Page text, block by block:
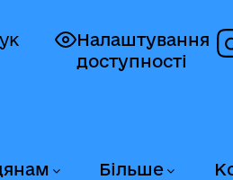
Налаштування
доступності
Більше